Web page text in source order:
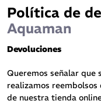
Política de
Aquaman
Devoluciones
Queremos señalar que
realizamos
de nuestra tienda